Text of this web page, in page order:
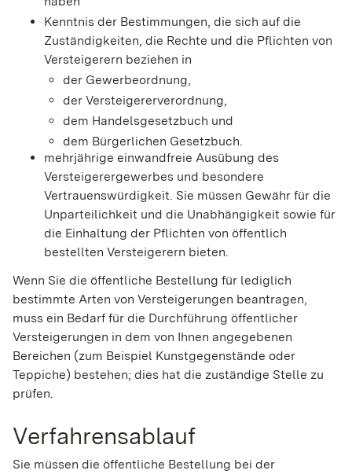
Kenntnis der Bestimmungen, die sich auf die
Zuständigkeiten, die Rechte und die Pflichten von
Versteigerern beziehen in
der Gewerbeordnung,
der Versteigererverordnung,
dem Handelsgesetzbuch und
dem Bürgerlichen Gesetzbuch.
mehrjährige einwandfreie Ausübung des
Versteigerergewerbes und besondere
Vertrauenswürdigkeit. Sie müssen Gewähr für die
Unparteilichkeit und die Unabhängigkeit sowie für
die Einhaltung der Pflichten von öffentlich
bestellten Versteigerern bieten.
Wenn Sie die öffentliche Bestellung für lediglich
bestimmte Arten von Versteigerungen beantragen,
muss ein Bedarf für die Durchführung öffentlicher
Versteigerungen in dem von Ihnen angegebenen
Bereichen (zum Beispiel Kunstgegenstände oder
Teppiche) bestehen; dies hat die zuständige Stelle zu
prüfen.
Verfahrensablauf
Sie müssen die öffentliche Bestellung bei der